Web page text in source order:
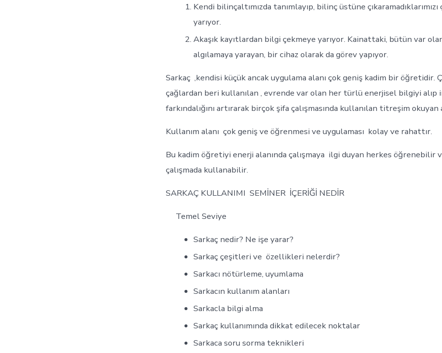
Kendi bilinçaltımızda tanımlayıp, bilinç üstüne çıkaramadıklarımızı
yarıyor.
Akaşık kayıtlardan bilgi çekmeye yarıyor. Kainattaki, bütün var
algılamaya yarayan, bir cihaz olarak da görev yapıyor.
Sarkaç ,kendisi küçük ancak uygulama alanı çok geniş kadim bir öğretidir.
çağlardan beri kullanılan , evrende var olan her türlü enerjisel bilgiyi alıp
farkındalığını artırarak birçok şifa çalışmasında kullanılan titreşim
Kullanım alanı çok geniş ve öğrenmesi ve uygulaması kolay ve rahattır.
Bu kadim öğretiyi enerji alanında çalışmaya ilgi duyan herkes öğrenebilir
çalışmada kullanabilir.
SARKAÇ KULLANIMI SEMİNER İÇERİĞİ NEDİR
Temel Seviye
Sarkaç nedir? Ne işe yarar?
Sarkaç çeşitleri ve özellikleri nelerdir?
Sarkacı nötürleme, uyumlama
Sarkacın kullanım alanları
Sarkacla bilgi alma
Sarkaç kullanımında dikkat edilecek noktalar
Sarkaca soru sorma teknikleri